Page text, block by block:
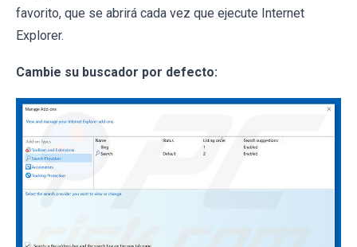
favorito, que se abrirá cada vez que ejecute Internet
Explorer.
Cambie su buscador por defecto: